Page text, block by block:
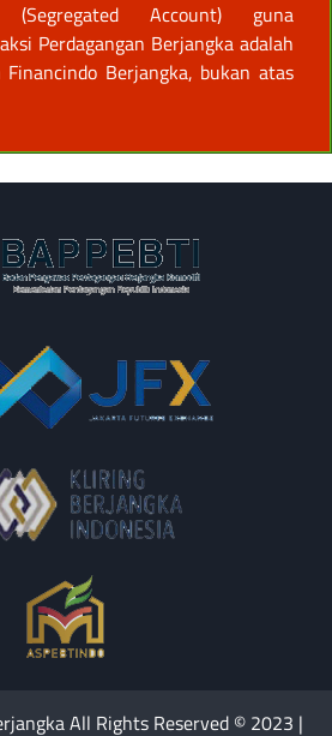
Account) guna
Perdagangan Berjangka adalah
Berjangka, bukan atas
All Rights Reserved © 2023 |